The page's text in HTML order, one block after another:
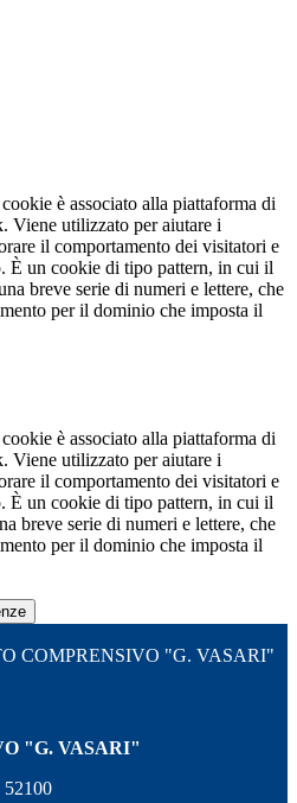
è associato alla piattaforma di
Viene utilizzato per aiutare i
il comportamento dei visitatori e
È un cookie di tipo pattern, in cui il
breve serie di numeri e lettere, che
per il dominio che imposta il
è associato alla piattaforma di
Viene utilizzato per aiutare i
il comportamento dei visitatori e
È un cookie di tipo pattern, in cui il
breve serie di numeri e lettere, che
per il dominio che imposta il
COMPRENSIVO "G. VASARI"
"G. VASARI"